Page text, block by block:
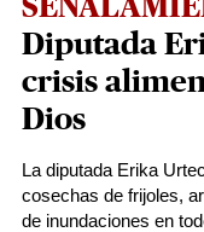
Diputada
crisis
Dios
La diputada Erika
cosechas de frijoles,
de inundaciones en